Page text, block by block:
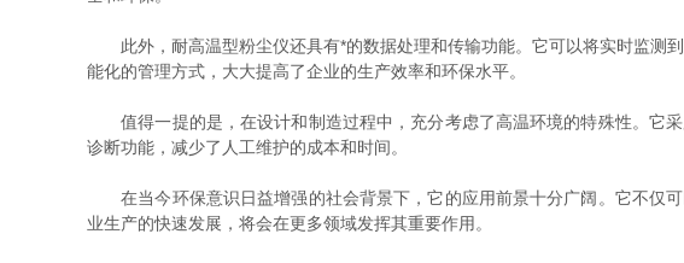
此外，耐高温型粉尘仪还具有*的数据处理和传输功能。它可以将实时监测
能化的管理方式，大大提高了企业的生产效率和环保水平。
值得一提的是，在设计和制造过程中，充分考虑了高温环境的特殊性。它
诊断功能，减少了人工维护的成本和时间。
在当今环保意识日益增强的社会背景下，它的应用前景十分广阔。它不仅
业生产的快速发展，将会在更多领域发挥其重要作用。